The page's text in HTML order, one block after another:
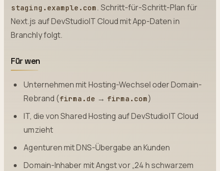
staging.example.com. Schritt-für-Schritt-Plan für
Next.js auf DevStudioIT Cloud mit App-Daten in
Branchly folgt.
Für wen
Unternehmen mit Hosting-Wechsel oder Domain-
Rebrand (firma.de → firma.com)
IT, die von Shared Hosting auf DevStudioIT Cloud
umzieht
Agenturen mit DNS-Übergabe an Kunden
Domain-Inhaber mit Angst vor „24 h schwarzem